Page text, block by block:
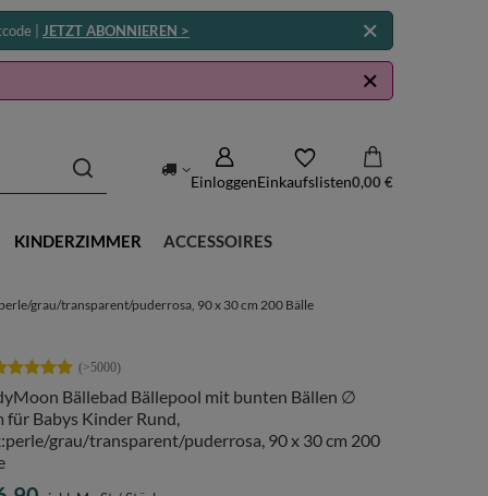
| JETZT ABONNIEREN >
EinloggenEinkaufslisten0,00 €
KINDERZIMMER ACCESSOIRES
grau/transparent/puderrosa, 90 x 30 cm 200 Bälle
Bällebad Bällepool mit bunten Bällen ∅
für Babys Kinder Rund,
grau/transparent/puderrosa, 90 x 30 cm 200